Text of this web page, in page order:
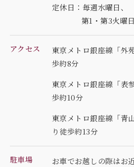
定休日：毎週水曜日、
第1・第3火曜日
アクセス
東京メトロ銀座線「外
歩約8分
東京メトロ銀座線「表
歩約10分
東京メトロ銀座線「青
り徒歩約13分
駐車場
お車でお越しの際はお